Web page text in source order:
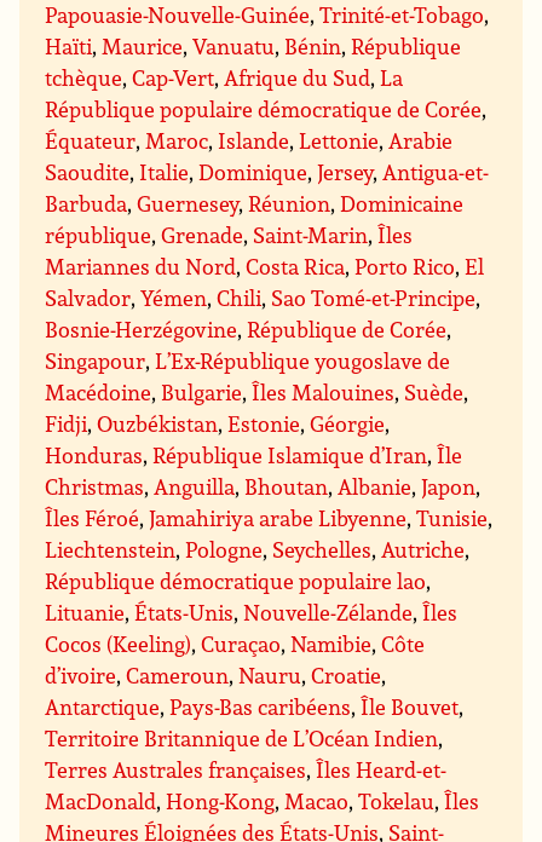
Papouasie-Nouvelle-Guinée,Trinité-et-Tobago,
Haïti,Maurice,Vanuatu, Bénin,République
tchèque,Cap-Vert,Afrique du Sud,La
République populaire démocratique de Corée,
Équateur,Maroc, Islande,Lettonie,Arabie
Saoudite, Italie,Dominique,Jersey,Antigua-et-
Barbuda,Guernesey,Réunion,Dominicaine
république,Grenade, Saint-Marin,Îles
Mariannes du Nord,Costa Rica,Porto Rico,El
Salvador,Yémen,Chili, Sao Tomé-et-Principe,
Bosnie-Herzégovine,République de Corée,
Singapour,L’Ex-République yougoslave de
Macédoine, Bulgarie,Îles Malouines, Suède,
Fidji,Ouzbékistan,Estonie,Géorgie,
Honduras,République Islamique d’Iran,Île
Christmas,Anguilla, Bhoutan,Albanie,Japon,
Îles Féroé,Jamahiriya arabe Libyenne,Tunisie,
Liechtenstein,Pologne, Seychelles,Autriche,
République démocratique populaire lao,
Lituanie,États-Unis,Nouvelle-Zélande,Îles
Cocos (Keeling),Curaçao,Namibie,Côte
d’ivoire,Cameroun,Nauru,Croatie,
Antarctique,Pays-Bas caribéens,Île Bouvet,
Territoire Britannique de L’Océan Indien,
Terres Australes françaises,Îles Heard-et-
MacDonald,Hong-Kong,Macao,Tokelau,Îles
Mineures Éloignées des États-Unis, Saint-